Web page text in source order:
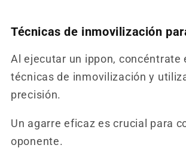
Técnicas de inmovilización
Al ejecutar un ippon, concéntrate
técnicas de inmovilización y
precisión.
Un agarre eficaz es crucial para
oponente.